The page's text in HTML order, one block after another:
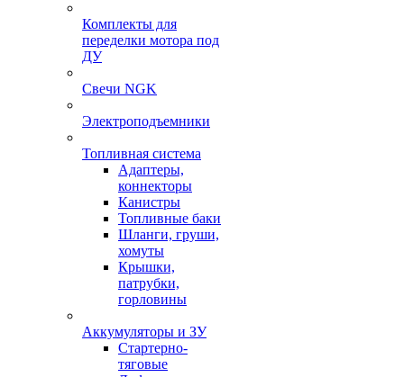
Комплекты для
переделки мотора под
ДУ
Свечи NGK
Электроподъемники
Топливная система
Адаптеры,
коннекторы
Канистры
Топливные баки
Шланги, груши,
хомуты
Крышки,
патрубки,
горловины
Аккумуляторы и ЗУ
Стартерно-
тяговые